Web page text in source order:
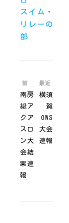
スイム・
リレーの
部
前
南房
総ア
クア
スロ
ン大
会結
果速
報
最近
横須
賀
OWS
大会
速報